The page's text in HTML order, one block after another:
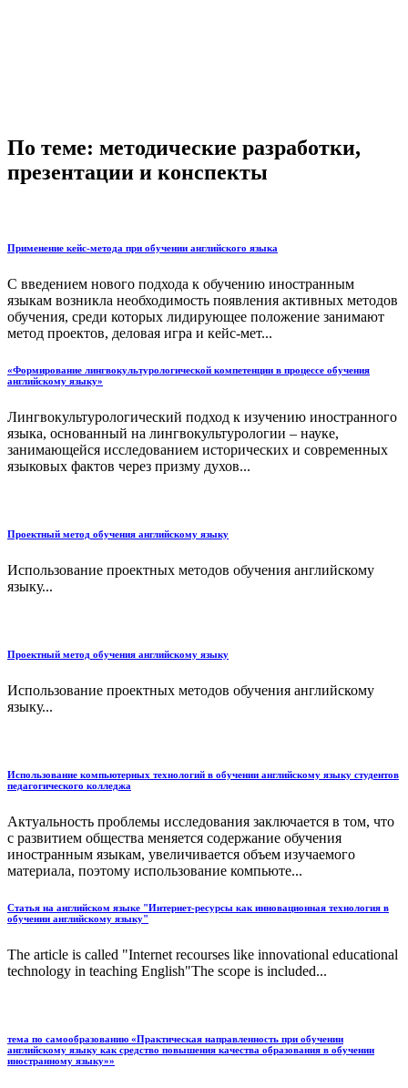
По теме: методические разработки,
презентации и конспекты
Применение кейс-метода при обучении английского языка
С введением нового подхода к обучению иностранным
языкам возникла необходимость появления активных методов
обучения, среди которых лидирующее положение занимают
метод проектов, деловая игра и кейс-мет...
«Формирование лингвокультурологической компетенции в процессе обучения
английскому языку»
Лингвокультурологический подход к изучению иностранного
языка, основанный на лингвокультурологии – науке,
занимающейся исследованием исторических и современных
языковых фактов через призму духов...
Проектный метод обучения английскому языку
Использование проектных методов обучения английскому
языку...
Проектный метод обучения английскому языку
Использование проектных методов обучения английскому
языку...
Использование компьютерных технологий в обучении английскому языку студентов
педагогического колледжа
Актуальность проблемы исследования заключается в том, что
с развитием общества меняется содержание обучения
иностранным языкам, увеличивается объем изучаемого
материала, поэтому использование компьюте...
Статья на английском языке "Интернет-ресурсы как инновационная технология в
обучении английскому языку"
The article is called "Internet recourses like innovational educational
technology in teaching English"The scope is included...
тема по самообразованию «Практическая направленность при обучении
английскому языку как средство повышения качества образования в обучении
иностранному языку»»